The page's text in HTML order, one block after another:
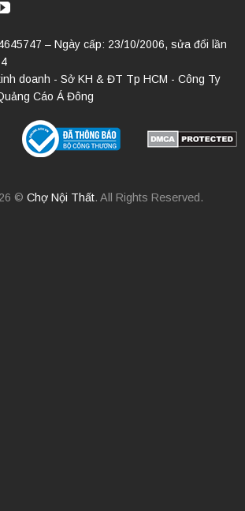
– Ngày cấp: 23/10/2006, sửa đổi lần
doanh - Sở KH & ĐT Tp HCM - Công Ty
Cáo Á Đông
© Chợ Nội Thất. All Rights Reserved.